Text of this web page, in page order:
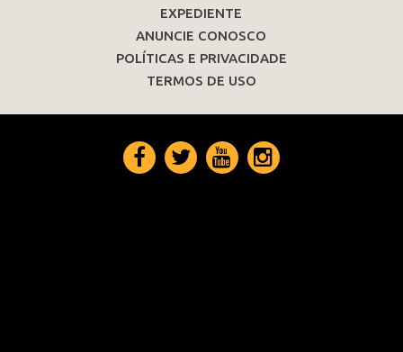
EXPEDIENTE
ANUNCIE CONOSCO
POLÍTICAS E PRIVACIDADE
TERMOS DE USO